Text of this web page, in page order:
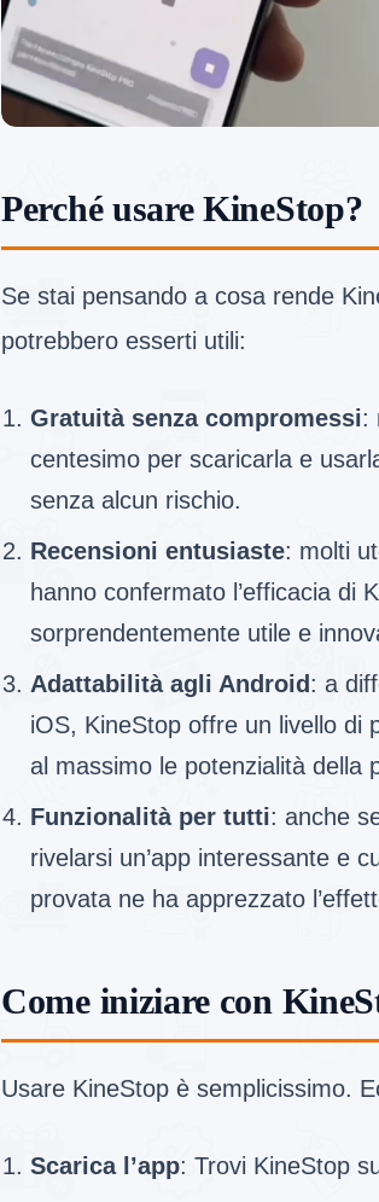
Perché usare KineStop?
Se stai pensando a cosa rende
potrebbero esserti utili:
Gratuità senza compromessi:
centesimo per scaricarla e
senza alcun rischio.
Recensioni entusiaste: molti
hanno confermato l’efficacia di
sorprendentemente utile e
Adattabilità agli Android: a
iOS, KineStop offre un livello di
al massimo le potenzialità della
Funzionalità per tutti: anche
rivelarsi un’app interessante e
provata ne ha apprezzato
Come iniziare con
Usare KineStop è semplicissimo.
Scarica l’app: Trovi KineStop